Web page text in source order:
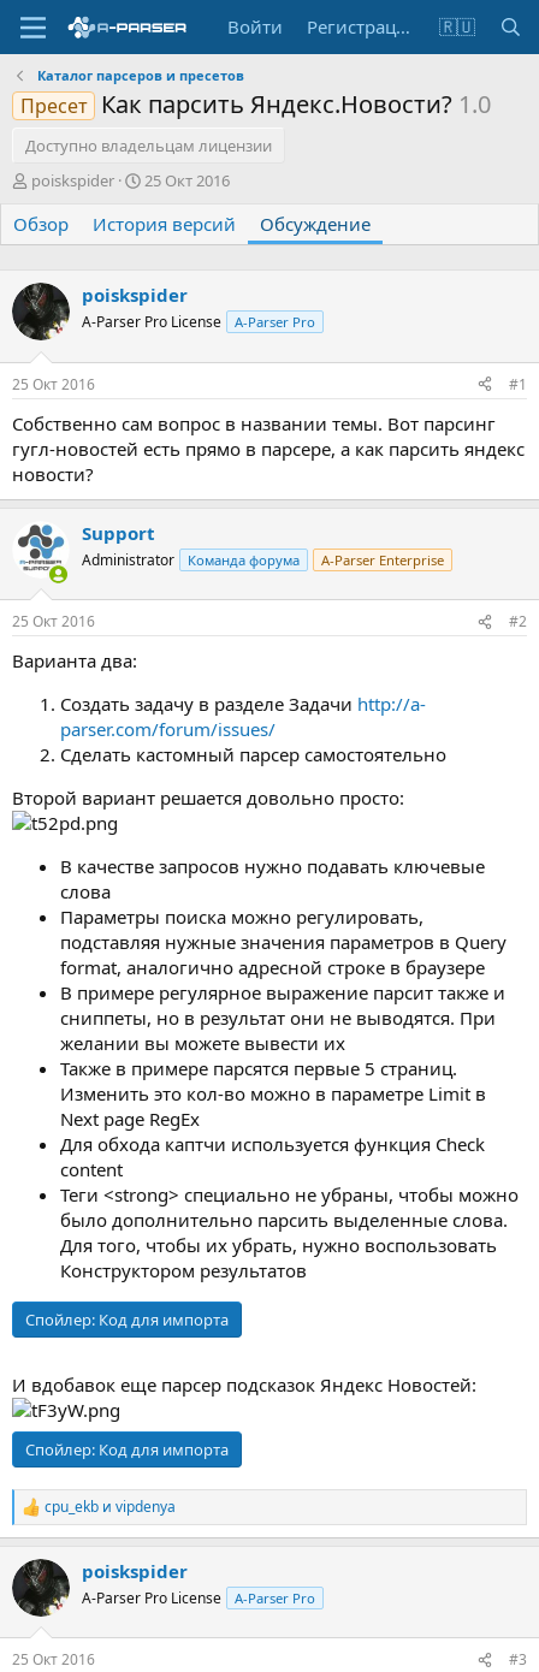
Войти Регистрация 🇷🇺
Каталог парсеров и пресетов
Пресет Как парсить Яндекс.Новости? 1.0
Доступно владельцам лицензии
А
т
о
т
е
м
ы
poiskspider
Д
т
а
а
а
25 Окт 2016
Обзор История версий Обсуждение
poiskspider
A-Parser Pro License A-Parser Pro
25 Окт 2016 #1
Собственно сам вопрос в названии темы. Вот парсинг
гугл-новостей есть прямо в парсере, а как парсить яндекс
новости?
Support
Administrator Команда форума A-Parser Enterprise
25 Окт 2016 #2
Варианта два:
Создать задачу в разделе Задачи http://a-
parser.com/forum/issues/
Сделать кастомный парсер самостоятельно
Второй вариант решается довольно просто:
В качестве запросов нужно подавать ключевые
слова
Параметры поиска можно регулировать,
подставляя нужные значения параметров в Query
format, аналогично адресной строке в браузере
В примере регулярное выражение парсит также и
сниппеты, но в результат они не выводятся. При
желании вы можете вывести их
Также в примере парсятся первые 5 страниц.
Изменить это кол-во можно в параметре Limit в
Next page RegEx
Для обхода каптчи используется функция Check
content
Теги <strong> специально не убраны, чтобы можно
было дополнительно парсить выделенные слова.
Для того, чтобы их убрать, нужно воспользовать
Конструктором результатов
Спойлер: Код для импорта
И вдобавок еще парсер подсказок Яндекс Новостей:
Спойлер: Код для импорта
Р
е
к
ц
и
cpu_ekb и vipdenya
poiskspider
A-Parser Pro License A-Parser Pro
25 Окт 2016 #3